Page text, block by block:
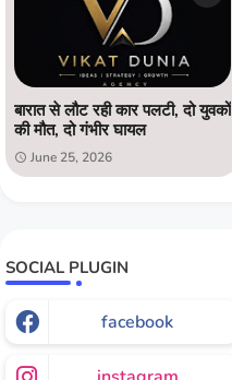
बारात से लौट रही कार पलटी, दो युवकों
की मौत, दो गंभीर घायल
June 25, 2026
SOCIAL PLUGIN
facebook